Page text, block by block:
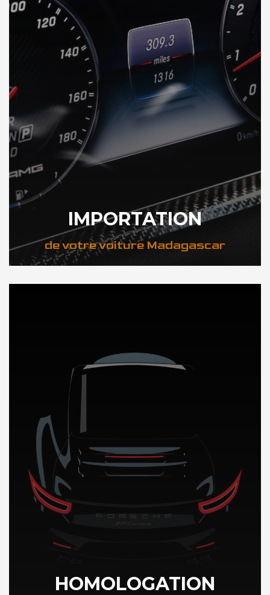
IMPORTATION
de votre voiture Madagascar
DÉCOUVREZ NOTRE IMPORTATION AUTO a Madagascar
HOMOLOGATION